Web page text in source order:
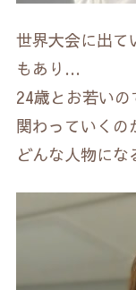
世界大会に出て
もあり…
24歳とお若い
関わっていくの
どんな人物にな